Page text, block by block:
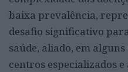
baixa prevalência,
desafio significativo
saúde, aliado, em
centros especializados